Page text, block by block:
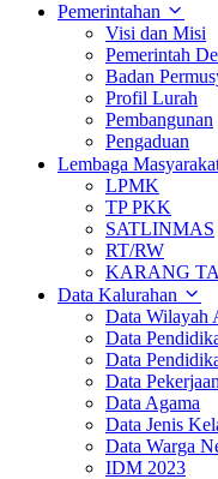
Pemerintahan
Visi dan Misi
Pemerintah
Badan
Profil Lurah
Pembangunan
Pengaduan
Lembaga
LPMK
TP PKK
SATLINMAS
RT/RW
KARANG
Data Kalurahan
Data Wilayah
Data
Data
Data Pekerjaan
Data Agama
Data Jenis
Data Warga
IDM 2023